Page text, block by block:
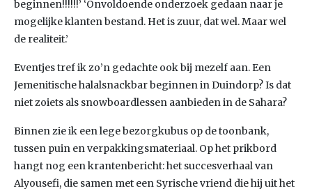
beginnen!!!!!!’ ‘Onvoldoende onderzoek gedaan naar je
mogelijke klanten bestand. Het is zuur, dat wel. Maar wel
de realiteit.’
Eventjes tref ik zo’n gedachte ook bij mezelf aan. Een
Jemenitische halalsnackbar beginnen in Duindorp? Is dat
niet zoiets als snowboardlessen aanbieden in de Sahara?
Binnen zie ik een lege bezorgkubus op de toonbank,
tussen puin en verpakkingsmateriaal. Op het prikbord
hangt nog een krantenbericht: het succesverhaal van
Alyousefi, die samen met een Syrische vriend die hij uit het